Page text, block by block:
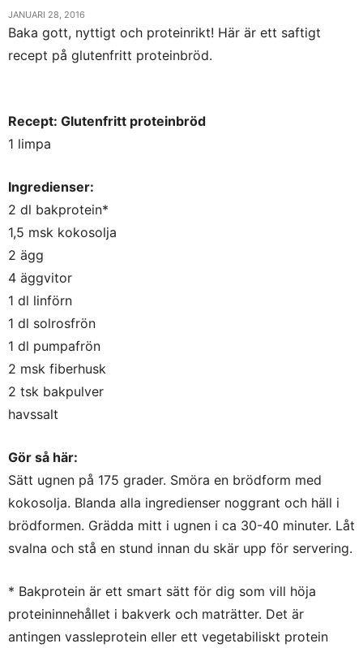
JANUARI 28, 2016
Baka gott, nyttigt och proteinrikt! Här är ett saftigt
recept på glutenfritt proteinbröd.
Recept: Glutenfritt proteinbröd
1 limpa
Ingredienser:
2 dl bakprotein*
1,5 msk kokosolja
2 ägg
4 äggvitor
1 dl linförn
1 dl solrosfrön
1 dl pumpafrön
2 msk fiberhusk
2 tsk bakpulver
havssalt
Gör så här:
Sätt ugnen på 175 grader. Smöra en brödform med
kokosolja. Blanda alla ingredienser noggrant och häll i
brödformen. Grädda mitt i ugnen i ca 30-40 minuter. Låt
svalna och stå en stund innan du skär upp för servering.
* Bakprotein är ett smart sätt för dig som vill höja
proteininnehållet i bakverk och maträtter. Det är
antingen vassleprotein eller ett vegetabiliskt protein